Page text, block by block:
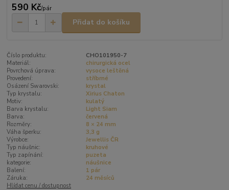
590 Kč/pár
Přidat do košíku
Číslo produktu:
CHO101950-7
Materiál:
chirurgická ocel
Povrchová úprava:
vysoce leštěná
Provedení:
stříbrné
Osázení Swarovski:
krystal
Typ krystalu:
Xirius Chaton
Motiv:
kulatý
Barva krystalu:
Light Siam
Barva:
červená
Rozměry:
8 × 24 mm
Váha šperku:
3,3 g
Výrobce:
Jewellis ČR
Typ náušnic:
kruhové
Typ zapínání:
puzeta
kategorie:
náušnice
Balení:
1 pár
Záruka:
24 měsíců
Hlídat cenu / dostupnost